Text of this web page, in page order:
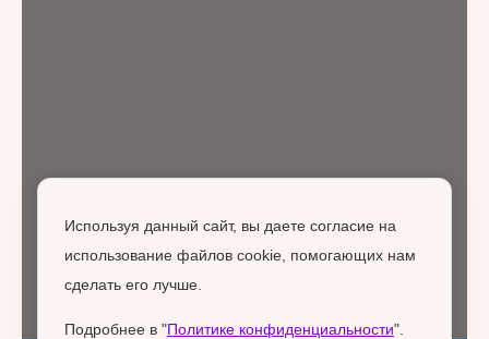
Используя данный сайт, вы даете согласие на
использование файлов cookie, помогающих нам
сделать его лучше.
Подробнее в "Политике конфиденциальности".